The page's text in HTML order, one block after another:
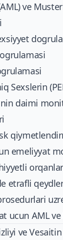
ve
Sexslerin
daimi
emeliyyat
etrafli
ucun AML
ve